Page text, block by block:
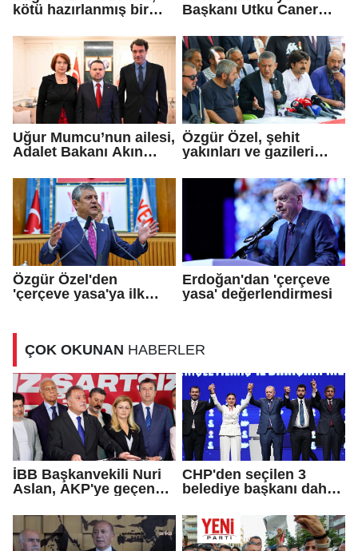
kötü hazırlanmış bir
Başkanı Utku Caner
kararı
Uğur Mumcu’nun ailesi,
Adalet Bakanı Akın
Özgür Özel, şehit
yakınları ve gazileri
Özgür Özel'den
'çerçeve yasa'ya ilk
Erdoğan'dan 'çerçeve
yasa' değerlendirmesi
ÇOK OKUNAN HABERLER
İBB Başkanvekili Nuri
Aslan, AKP'ye geçen
iddialarına yanıt verdi
CHP'den seçilen 3
belediye başkanı daha